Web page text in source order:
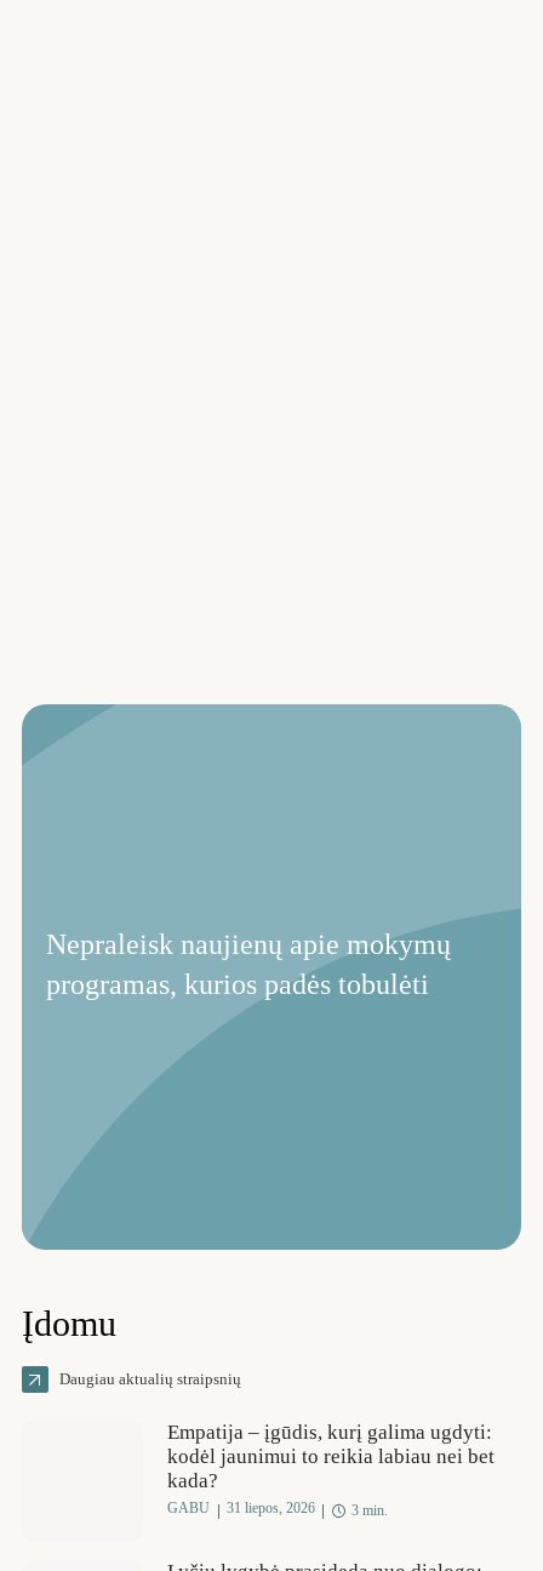
Nepraleisk naujienų apie mokymų
programas, kurios padės tobulėti
Įdomu
Daugiau aktualių straipsnių
Empatija – įgūdis, kurį galima ugdyti:
kodėl jaunimui to reikia labiau nei bet
kada?
GABU 31 liepos, 2026 3 min.